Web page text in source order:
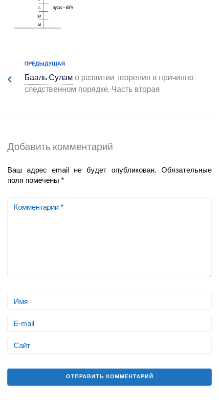
ПРЕДЫДУЩАЯ
Бааль Суламо развитии творения в причинно-
следственном порядке. Часть вторая
Добавить комментарий
Ваш адрес email не будет опубликован.
Обязательные
поля помечены *